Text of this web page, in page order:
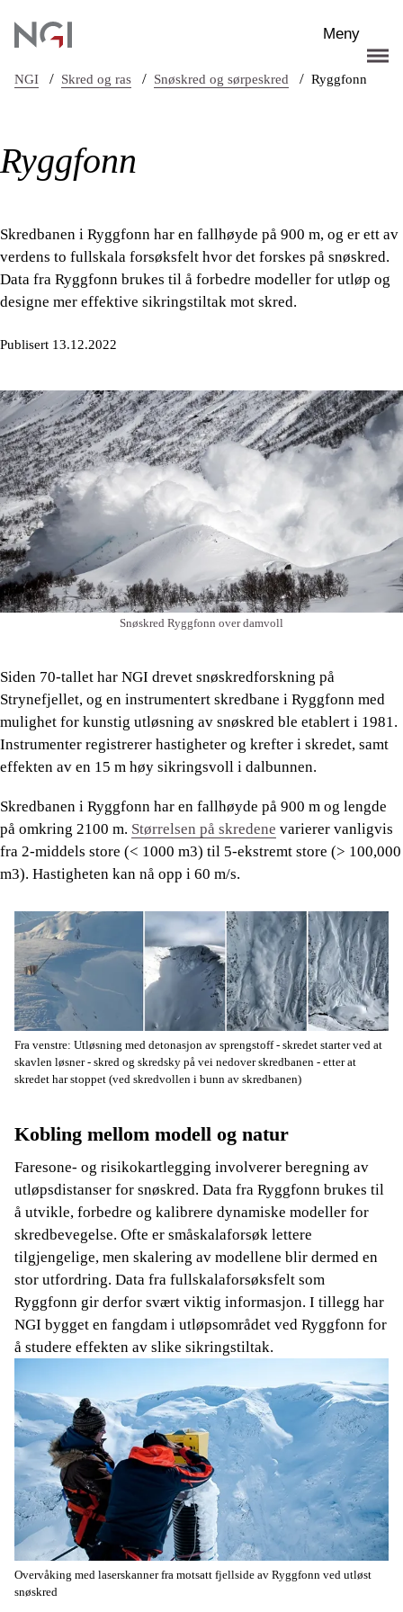
Meny
NGI / Skred og ras / Snøskred og sørpeskred / Ryggfonn
Ryggfonn
Skredbanen i Ryggfonn har en fallhøyde på 900 m, og er ett av
verdens to fullskala forsøksfelt hvor det forskes på snøskred.
Data fra Ryggfonn brukes til å forbedre modeller for utløp og
designe mer effektive sikringstiltak mot skred.
Publisert 13.12.2022
Snøskred Ryggfonn over damvoll
Siden 70-tallet har NGI drevet snøskredforskning på
Strynefjellet, og en instrumentert skredbane i Ryggfonn med
mulighet for kunstig utløsning av snøskred ble etablert i 1981.
Instrumenter registrerer hastigheter og krefter i skredet, samt
effekten av en 15 m høy sikringsvoll i dalbunnen.
Skredbanen i Ryggfonn har en fallhøyde på 900 m og lengde
på omkring 2100 m. Størrelsen på skredene varierer vanligvis
fra 2-middels store (< 1000 m3) til 5-ekstremt store (> 100,000
m3). Hastigheten kan nå opp i 60 m/s.
Fra venstre: Utløsning med detonasjon av sprengstoff - skredet starter ved at
skavlen løsner - skred og skredsky på vei nedover skredbanen - etter at
skredet har stoppet (ved skredvollen i bunn av skredbanen)
Kobling mellom modell og natur
Faresone- og risikokartlegging involverer beregning av
utløpsdistanser for snøskred. Data fra Ryggfonn brukes til
å utvikle, forbedre og kalibrere dynamiske modeller for
skredbevegelse. Ofte er småskalaforsøk lettere
tilgjengelige, men skalering av modellene blir dermed en
stor utfordring. Data fra fullskalaforsøksfelt som
Ryggfonn gir derfor svært viktig informasjon. I tillegg har
NGI bygget en fangdam i utløpsområdet ved Ryggfonn for
å studere effekten av slike sikringstiltak.
Overvåking med laserskanner fra motsatt fjellside av Ryggfonn ved utløst
snøskred